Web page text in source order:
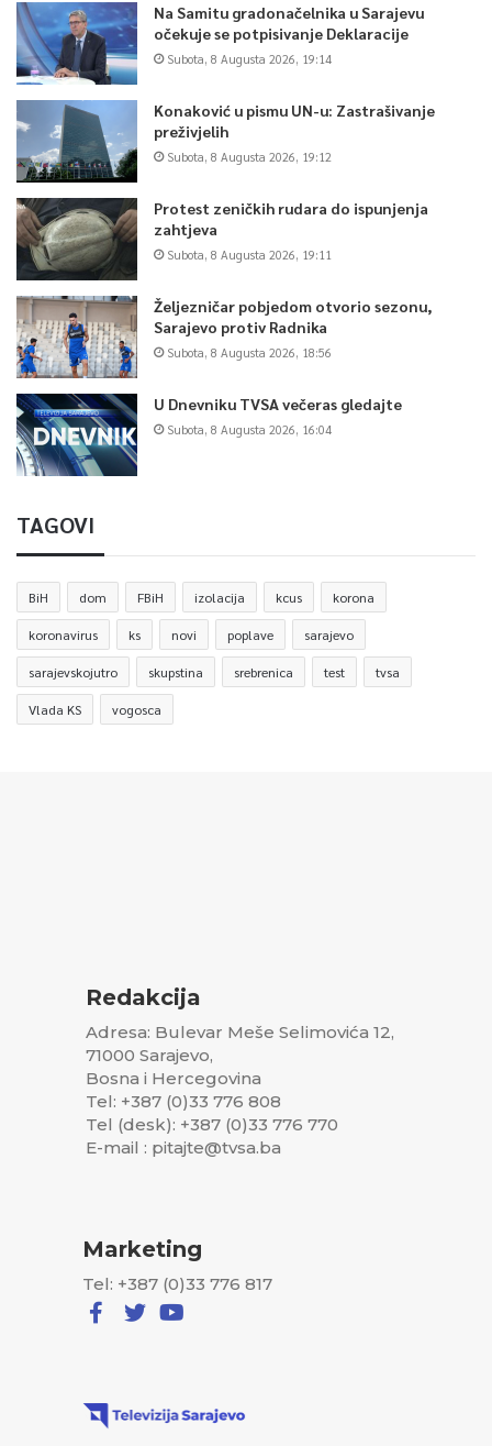
Na Samitu gradonačelnika u Sarajevu
očekuje se potpisivanje Deklaracije
Subota, 8 Augusta 2026, 19:14
Konaković u pismu UN-u: Zastrašivanje
preživjelih
Subota, 8 Augusta 2026, 19:12
Protest zeničkih rudara do ispunjenja
zahtjeva
Subota, 8 Augusta 2026, 19:11
Željezničar pobjedom otvorio sezonu,
Sarajevo protiv Radnika
Subota, 8 Augusta 2026, 18:56
U Dnevniku TVSA večeras gledajte
Subota, 8 Augusta 2026, 16:04
TAGOVI
BiH dom FBiH izolacija kcus korona
koronavirus ks novi poplave sarajevo
sarajevskojutro skupstina srebrenica test tvsa
Vlada KS vogosca
Redakcija
Adresa: Bulevar Meše Selimovića 12,
71000 Sarajevo,
Bosna i Hercegovina
Tel: +387 (0)33 776 808
Tel (desk): +387 (0)33 776 770
E-mail : pitajte@tvsa.ba
Marketing
Tel: +387 (0)33 776 817